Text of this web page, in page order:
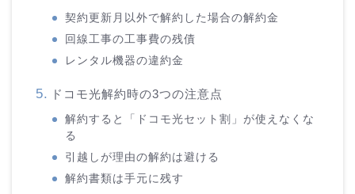
契約更新月以外で解約した場合の解約金
回線工事の工事費の残債
レンタル機器の違約金
ドコモ光解約時の3つの注意点
解約すると「ドコモ光セット割」が使えなくな
る
引越しが理由の解約は避ける
解約書類は手元に残す